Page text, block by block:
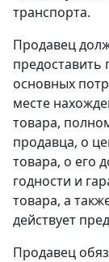
транспорта.
Продавец
основных
месте
товара,
продавца, о
товара, о его
годности и
товара, а
действует
Продавец